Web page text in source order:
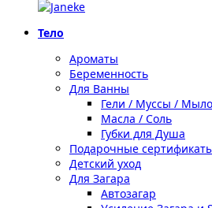
Тело
Ароматы
Беременность
Для Ванны
Гели / Муссы / Мыло
Масла / Соль
Губки для Душа
Подарочные
Детский уход
Для Загара
Автозагар